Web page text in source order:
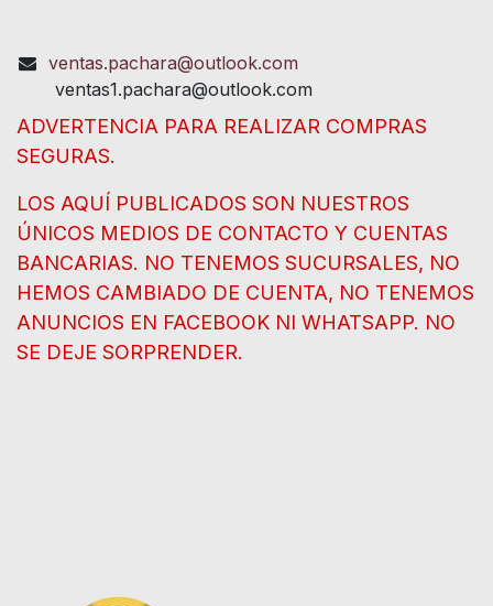
ventas.pachara@outlook.com
ventas1.pachara@outlook.com
ADVERTENCIA PARA REALIZAR COMPRAS
SEGURAS.
LOS AQUÍ PUBLICADOS SON NUESTROS
ÚNICOS MEDIOS DE CONTACTO Y CUENTAS
BANCARIAS. NO TENEMOS SUCURSALES, NO
HEMOS CAMBIADO DE CUENTA, NO TENEMOS
ANUNCIOS EN FACEBOOK NI WHATSAPP. NO
SE DEJE SORPRENDER.